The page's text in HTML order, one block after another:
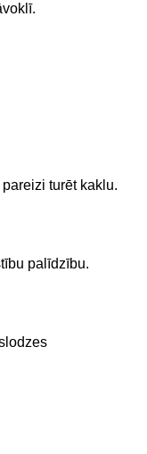
turēt kaklu.
palīdzību.